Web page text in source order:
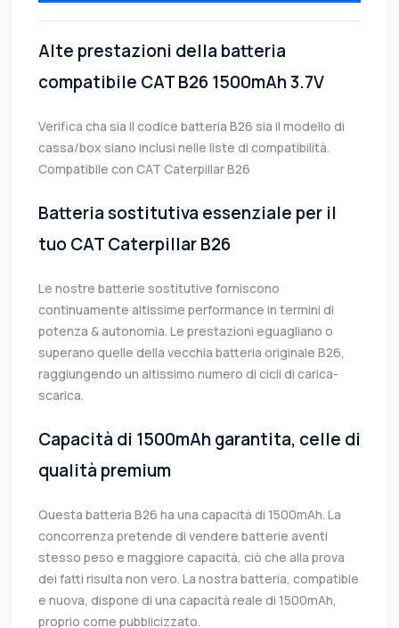
Alte prestazioni della batteria
compatibile CAT B26 1500mAh 3.7V
Verifica cha sia il codice batteria B26 sia il modello di
cassa/box siano inclusi nelle liste di compatibilità.
Compatibile con CAT Caterpillar B26
Batteria sostitutiva essenziale per il
tuo CAT Caterpillar B26
Le nostre batterie sostitutive forniscono
continuamente altissime performance in termini di
potenza & autonomia. Le prestazioni eguagliano o
superano quelle della vecchia batteria originale B26,
raggiungendo un altissimo numero di cicli di carica-
scarica.
Capacità di 1500mAh garantita, celle di
qualità premium
Questa batteria B26 ha una capacità di 1500mAh. La
concorrenza pretende di vendere batterie aventi
stesso peso e maggiore capacità, ciò che alla prova
dei fatti risulta non vero. La nostra batteria, compatible
e nuova, dispone di una capacità reale di 1500mAh,
proprio come pubblicizzato.